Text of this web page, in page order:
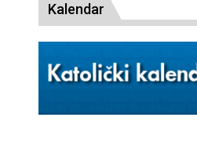
Kalendar